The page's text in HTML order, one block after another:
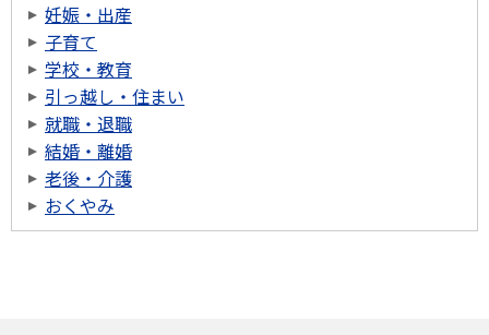
妊娠・出産
子育て
学校・教育
引っ越し・住まい
就職・退職
結婚・離婚
老後・介護
おくやみ